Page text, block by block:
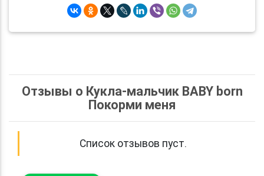
Отзывы о Кукла-мальчик BABY born
Покорми меня
Список отзывов пуст.